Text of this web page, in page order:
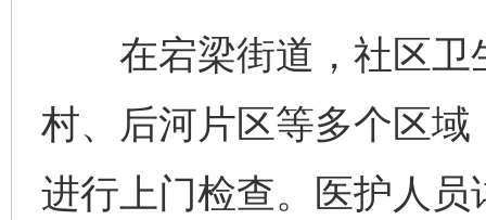
在宕梁街道，社区卫
村、后河片区等多个区
进行上门检查。医护人